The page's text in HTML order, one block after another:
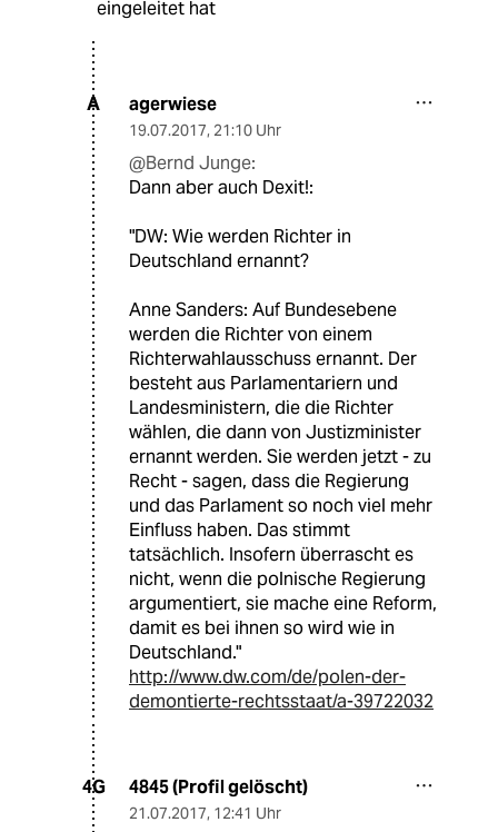
eingeleitet hat
A agerwiese
19.07.2017, 21:10 Uhr
@Bernd Junge:
Dann aber auch Dexit!:
"DW: Wie werden Richter in
Deutschland ernannt?
Anne Sanders: Auf Bundesebene
werden die Richter von einem
Richterwahlausschuss ernannt. Der
besteht aus Parlamentariern und
Landesministern, die die Richter
wählen, die dann von Justizminister
ernannt werden. Sie werden jetzt - zu
Recht - sagen, dass die Regierung
und das Parlament so noch viel mehr
Einfluss haben. Das stimmt
tatsächlich. Insofern überrascht es
nicht, wenn die polnische Regierung
argumentiert, sie mache eine Reform,
damit es bei ihnen so wird wie in
Deutschland."
http://www.dw.com/de/polen-der-
demontierte-rechtsstaat/a-39722032
4G 4845 (Profil gelöscht)
21.07.2017, 12:41 Uhr